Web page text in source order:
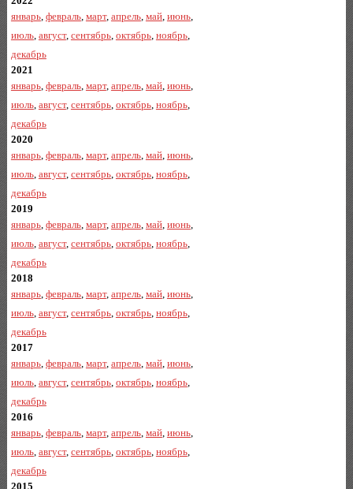
январь, февраль, март, апрель, май, июнь,
июль, август, сентябрь, октябрь, ноябрь,
декабрь
2021
январь, февраль, март, апрель, май, июнь,
июль, август, сентябрь, октябрь, ноябрь,
декабрь
2020
январь, февраль, март, апрель, май, июнь,
июль, август, сентябрь, октябрь, ноябрь,
декабрь
2019
январь, февраль, март, апрель, май, июнь,
июль, август, сентябрь, октябрь, ноябрь,
декабрь
2018
январь, февраль, март, апрель, май, июнь,
июль, август, сентябрь, октябрь, ноябрь,
декабрь
2017
январь, февраль, март, апрель, май, июнь,
июль, август, сентябрь, октябрь, ноябрь,
декабрь
2016
январь, февраль, март, апрель, май, июнь,
июль, август, сентябрь, октябрь, ноябрь,
декабрь
2015